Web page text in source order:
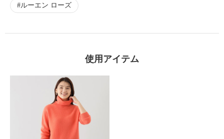
ルーエン ローズ
使用アイテム